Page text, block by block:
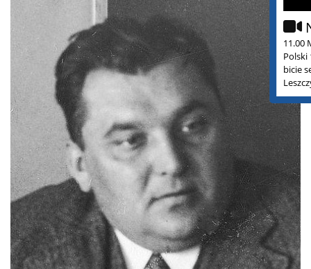
11.00
Polski
bicie